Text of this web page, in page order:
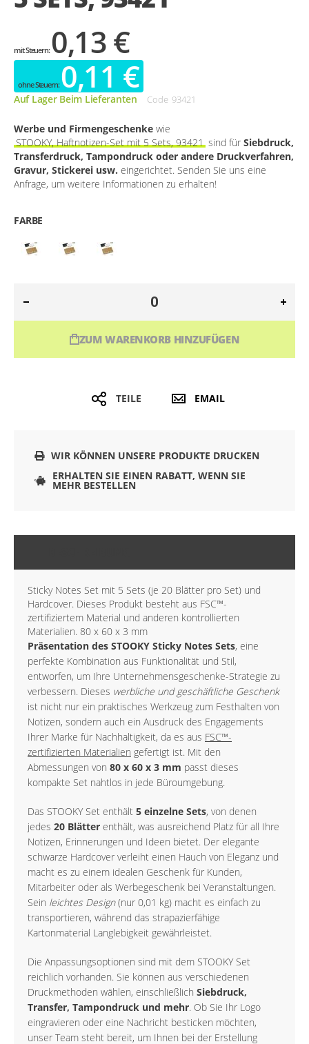
0,13 €
0,11 €
Auf Lager Beim Lieferanten Code 93421
Werbe und Firmengeschenke wie
STOOKY, Haftnotizen-Set mit 5 Sets, 93421 sind für Siebdruck,
Transferdruck, Tampondruck oder andere Druckverfahren,
Gravur, Stickerei usw. eingerichtet. Senden Sie uns eine
Anfrage, um weitere Informationen zu erhalten!
FARBE
ZUM WARENKORB HINZUFÜGEN
TEILE EMAIL
WIR KÖNNEN UNSERE PRODUKTE DRUCKEN
ERHALTEN SIE EINEN RABATT, WENN SIE
MEHR BESTELLEN
Sticky Notes Set mit 5 Sets (je 20 Blätter pro Set) und
Hardcover. Dieses Produkt besteht aus FSC™-
zertifiziertem Material und anderen kontrollierten
Materialien. 80 x 60 x 3 mm
Präsentation des STOOKY Sticky Notes Sets, eine
perfekte Kombination aus Funktionalität und Stil,
entworfen, um Ihre Unternehmensgeschenke-Strategie zu
verbessern. Dieses werbliche und geschäftliche Geschenk
ist nicht nur ein praktisches Werkzeug zum Festhalten von
Notizen, sondern auch ein Ausdruck des Engagements
Ihrer Marke für Nachhaltigkeit, da es aus FSC™-
zertifizierten Materialien gefertigt ist. Mit den
Abmessungen von 80 x 60 x 3 mm passt dieses
kompakte Set nahtlos in jede Büroumgebung.
Das STOOKY Set enthält 5 einzelne Sets, von denen
jedes 20 Blätter enthält, was ausreichend Platz für all Ihre
Notizen, Erinnerungen und Ideen bietet. Der elegante
schwarze Hardcover verleiht einen Hauch von Eleganz und
macht es zu einem idealen Geschenk für Kunden,
Mitarbeiter oder als Werbegeschenk bei Veranstaltungen.
Sein leichtes Design(nur 0,01 kg) macht es einfach zu
transportieren, während das strapazierfähige
Kartonmaterial Langlebigkeit gewährleistet.
Die Anpassungsoptionen sind mit dem STOOKY Set
reichlich vorhanden. Sie können aus verschiedenen
Druckmethoden wählen, einschließlich Siebdruck,
Transfer, Tampondruck und mehr. Ob Sie Ihr Logo
eingravieren oder eine Nachricht besticken möchten,
unser Team steht bereit, um Ihnen bei der Erstellung